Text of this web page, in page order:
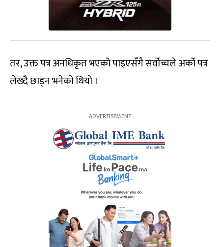
तर, उक्त पत्र अनधिकृत भएको पाइएसँगै सर्वोच्चले अर्को पत्र
लेख्दै छाड्न भनेको थियो ।